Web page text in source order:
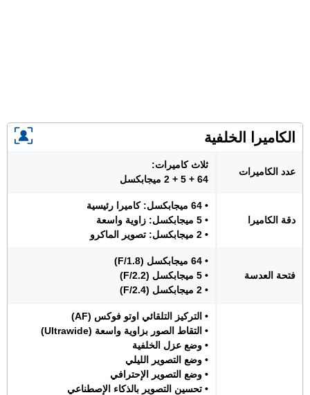
الكاميرا الخلفية
عدد الكاميرات
ثلاث كاميرات:
64 + 5 + 2 ميجابكسل
دقة الكاميرا
• 64 ميجابكسل: كاميرا رئيسية
• 5 ميجابكسل: زاوية واسعة
• 2 ميجابكسل: تصوير الماكرو
فتحة العدسة
• 64 ميجابكسل (F/1.8)
• 5 ميجابكسل (F/2.2)
• 2 ميجابكسل (F/2.4)
• التركيز التلقائي اوتو فوكس (AF)
• التقاط الصور بزاوية واسعة (Ultrawide)
• وضع عزل الخلفية
• وضع التصوير الليلي
• وضع التصوير الإحترافي
• تحسين التصوير بالذكاء الإصطناعي